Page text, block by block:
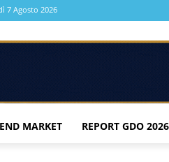
7 Agosto 2026
MARKET REPORT GDO 2026